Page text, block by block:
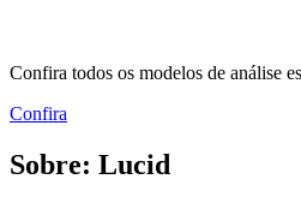
Confira todos os modelos de análise
Confira
Sobre: Lucid